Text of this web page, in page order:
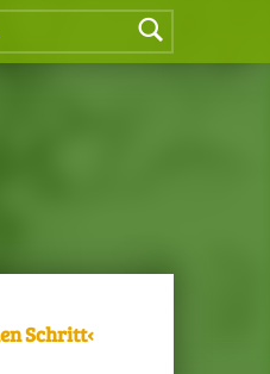
Schritt‹